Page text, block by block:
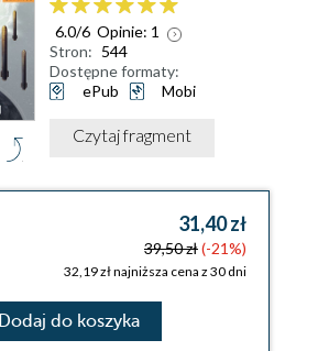
6.0/6 Opinie: 1
Stron: 544
Dostępne formaty:
ePub
Mobi
Czytaj fragment
31,40 zł
39,50 zł(-21%)
32,19 zł najniższa cena z 30 dni
Dodaj do koszyka